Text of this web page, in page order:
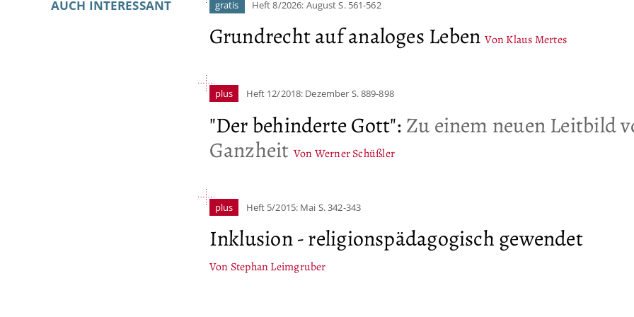
AUCH INTERESSANT gratis Heft 8/2026: AugustS. 561-562
Grundrecht auf analoges Leben Von Klaus Mertes
plus Heft 12/2018: Dezember S. 889-898
"Der behinderte Gott": Zu einem neuen Leitbild
Ganzheit Von Werner Schüßler
plus Heft 5/2015: Mai S. 342-343
Inklusion - religionspädagogisch gewendet
Von Stephan Leimgruber